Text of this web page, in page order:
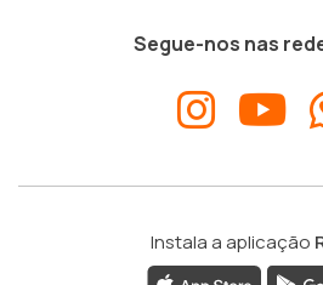
Segue-nos nas
Instala a aplicação